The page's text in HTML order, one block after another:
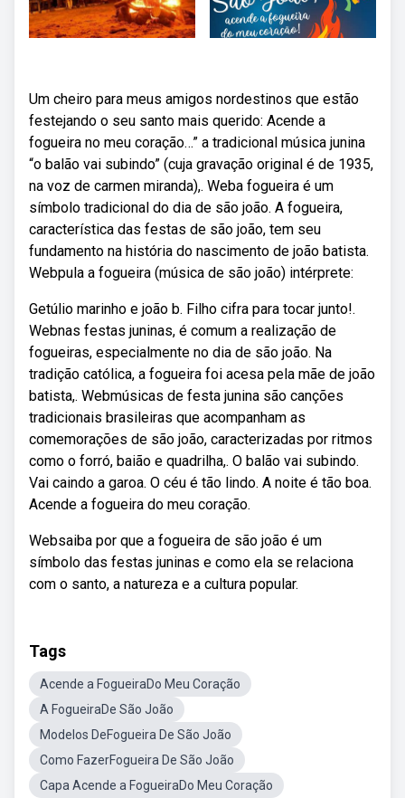
Um cheiro para meus amigos nordestinos que estão
festejando o seu santo mais querido: Acende a
fogueira no meu coração…” a tradicional música junina
“o balão vai subindo” (cuja gravação original é de 1935,
na voz de carmen miranda),. Weba fogueira é um
símbolo tradicional do dia de são joão. A fogueira,
característica das festas de são joão, tem seu
fundamento na história do nascimento de joão batista.
Webpula a fogueira (música de são joão) intérprete:
Getúlio marinho e joão b. Filho cifra para tocar junto!.
Webnas festas juninas, é comum a realização de
fogueiras, especialmente no dia de são joão. Na
tradição católica, a fogueira foi acesa pela mãe de joão
batista,. Webmúsicas de festa junina são canções
tradicionais brasileiras que acompanham as
comemorações de são joão, caracterizadas por ritmos
como o forró, baião e quadrilha,. O balão vai subindo.
Vai caindo a garoa. O céu é tão lindo. A noite é tão boa.
Acende a fogueira do meu coração.
Websaiba por que a fogueira de são joão é um
símbolo das festas juninas e como ela se relaciona
com o santo, a natureza e a cultura popular.
Tags
Acende a FogueiraDo Meu Coração
A FogueiraDe São João
Modelos DeFogueira De São João
Como FazerFogueira De São João
Capa Acende a FogueiraDo Meu Coração